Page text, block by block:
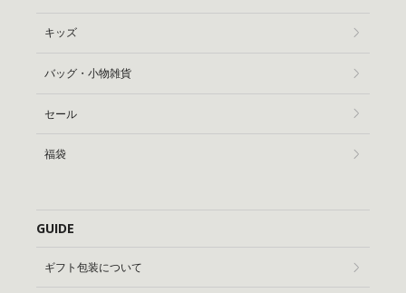
キッズ
バッグ・小物雑貨
セール
福袋
GUIDE
ギフト包装について